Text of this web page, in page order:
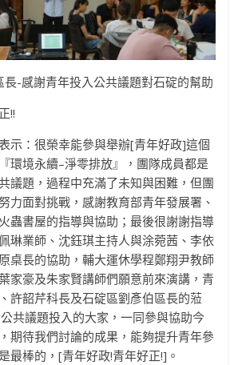
-感謝青年投入公共議題對石碇的幫助
!!
示：很榮幸能參與舉辦[青年好政]這個
環境永續–淨零排放』，團隊成員都是
議題，過程中充滿了未知與困難，但團
力面對挑戰，感謝教育部青年發展署、
蟲書屋的指導與協助；最後很謝謝指導
琳業師、沈鈺琪主持人與涂菀茜、李依
桌長的協助，輔大運休學程鄭翔尹教師
家豪及朱家賢講師們願意前來演講，青
許韶芹科長及石碇區劉彥伯區長的蒞
共議題投入的大家，一同參與協助今
期待我們討論的成果，能夠提升青年參
最棒的，[青年好政!青年好正!]。